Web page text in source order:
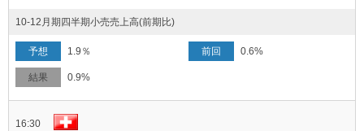
10-12月期四半期小売売上高(前期比)
1.9％ 0.6%
0.9%
16:30